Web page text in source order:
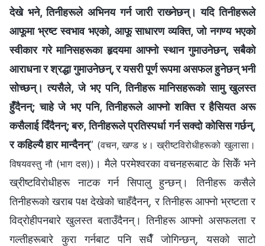
देखे भने, तिनीहरूले अभिनय गर्न जारी राख्‍नेछन्। यदि तिनीहरूले
आफूमा भ्रष्ट स्वभाव भएको, आफू साधारण व्यक्ति, जो नगण्य भएको
स्वीकार गरे मानिसहरूका हृदयमा आफ्नो स्थान गुमाउनेछन्, सबैको
आराधना र श्रद्धा गुमाउनेछन्, र यसरी पूर्ण रूपमा असफल हुनेछन् भनी
सोच्छन्। त्यसैले, जे भए पनि, तिनीहरू मानिसहरूको सामु खुलस्त
हुँदैनन्; चाहे जे भए पनि, तिनीहरूले आफ्नो शक्ति र हैसियत अरू
कसैलाई दिँदैनन्; बरु, तिनीहरूले प्रतिस्पर्धा गर्न सक्दो कोसिस गर्छन्,
र कहिल्यै हार मान्दैनन्” (वचन, खण्ड ४। ख्रीष्टविरोधीहरूको खुलासा।
विषयवस्तु नौ (भाग दस)) । मैले परमेश्‍वरका वचनहरूबाट के सिकेँ भने
ख्रीष्टविरोधीहरू नाटक गर्न सिपालु हुन्छन्। तिनीहरू कसैले
तिनीहरूको खराब पक्ष देखेको चाहँदैनन्, र तिनीहरू आफ्‍नो भ्रष्टता र
विद्रोहीपनबारे खुलस्त बताउँदैनन्। तिनीहरू आफ्‍नो असफलता र
गल्तीहरूबारे कुरा गर्नबाट पनि सधैँ जोगिन्छन्, यसको साटो